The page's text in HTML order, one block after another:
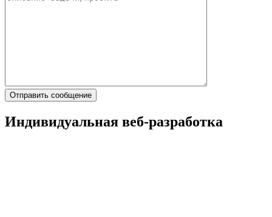
Индивидуальная веб-разработка